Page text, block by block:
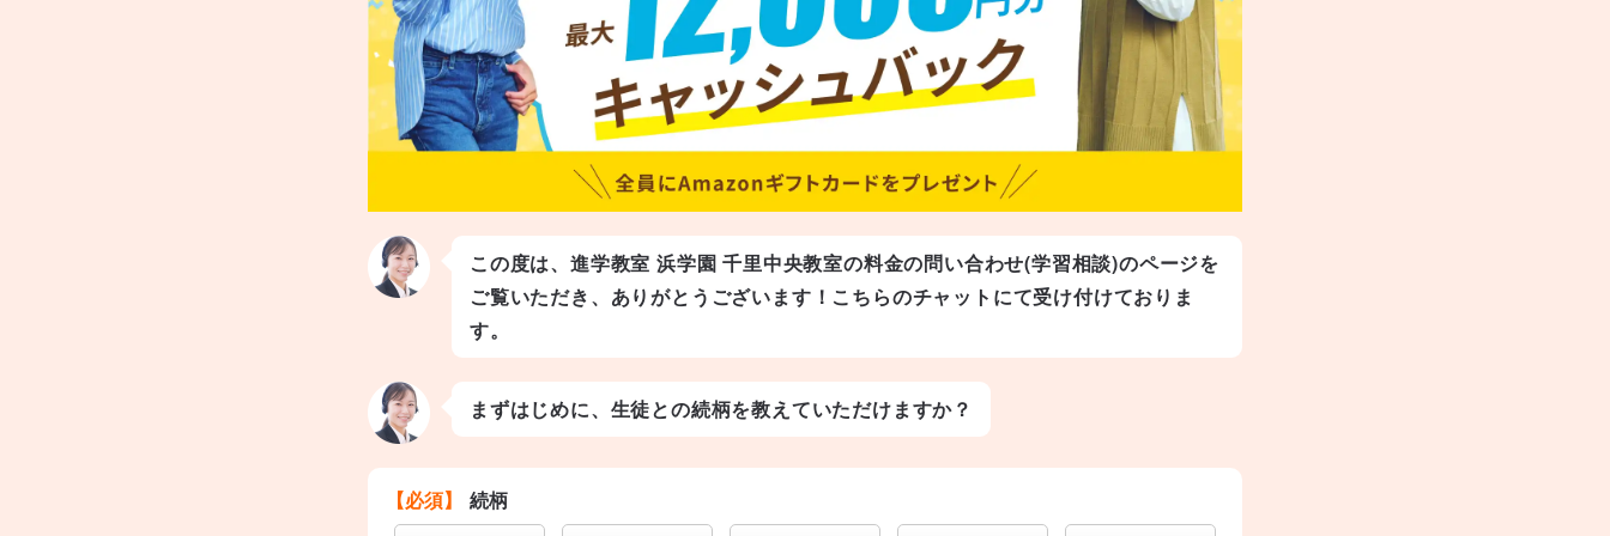
この度は、進学教室 浜学園 千里中央教室の料金の問い合わせ(学習相談)のページを
ご覧いただき、ありがとうございます！こちらのチャットにて受け付けておりま
す。
まずはじめに、生徒との続柄を教えていただけますか？
【必須】 続柄